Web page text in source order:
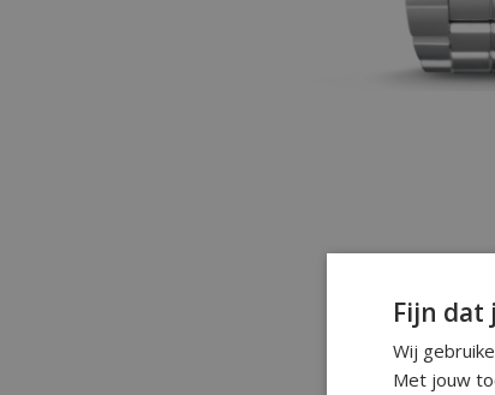
Fijn dat
Wij
Met jouw